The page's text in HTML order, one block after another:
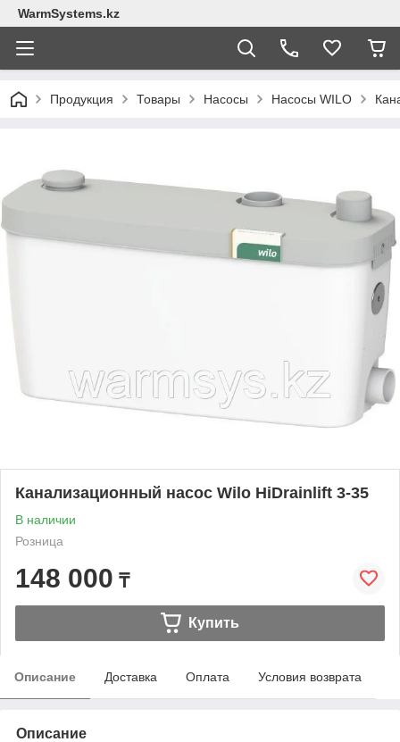
WarmSystems.kz
Продукция Товары Насосы Насосы WILO
Канализационный насос Wilo HiDrainlift 3-35
В наличии
Розница
148 000 ₸
Купить
Описание Доставка Оплата Условия возврата
Описание